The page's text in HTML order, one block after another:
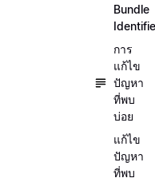
Bundle
การ
แก้ไข
ปัญหา
ที่พบ
บ่อย
แก้ไข
ปัญหา
ที่พบ